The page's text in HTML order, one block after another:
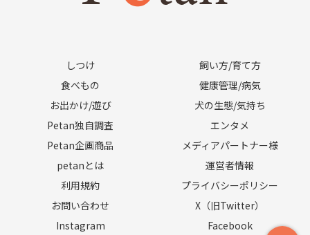
しつけ
飼い方/育て方
食べもの
健康管理/病気
お出かけ/遊び
犬の生態/気持ち
Petan独自調査
エンタメ
Petan企画商品
メディアパートナー様
petanとは
運営者情報
利用規約
プライバシーポリシー
お問い合わせ
X（旧Twitter）
Instagram
Facebook